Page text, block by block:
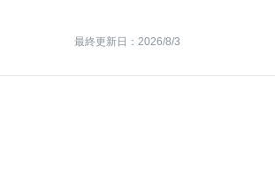
最終更新日：2026/8/3